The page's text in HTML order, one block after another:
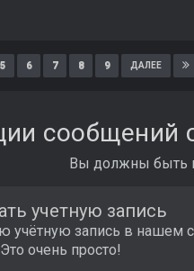
5 6 7 8 9 ДАЛЕЕ
сообщений
Вы должны быть
учетную запись
учётную запись в нашем
Это очень просто!